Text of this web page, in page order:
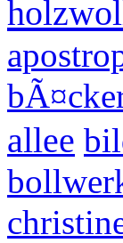
allee